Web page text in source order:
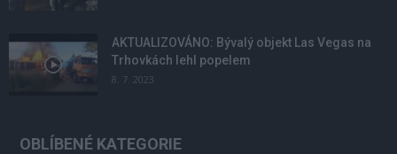
AKTUALIZOVÁNO: Bývalý objekt Las Vegas na
Trhovkách lehl popelem
8. 7. 2023
OBLÍBENÉ KATEGORIE